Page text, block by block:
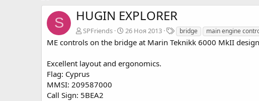
S HUGIN EXPLORER
SPFriends 26 Ноя 2013
Т
е
bridge main engine
ME controls on the bridge at Marin Teknikk 6000 MkII
Excellent layout and ergonomics.
Flag: Cyprus
MMSI: 209587000
Call Sign: 5BEA2